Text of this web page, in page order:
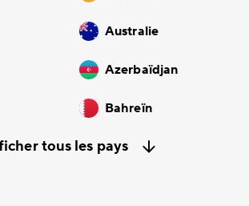
Australie
Azerbaïdjan
Bahreïn
tous les pays